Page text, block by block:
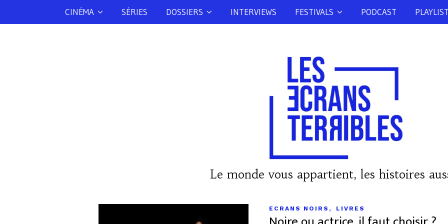
CINÉMA SÉRIES DOSSIERS INTERVIEWS FESTIVALS PODCAST
Le monde vous appartient, les histoires
ECRANS NOIRS , LIVRES